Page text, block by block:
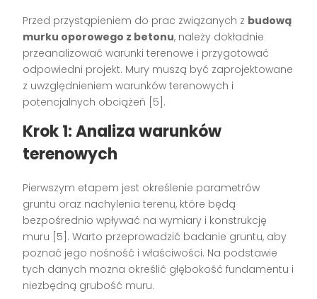
Przed przystąpieniem do prac związanych z budową
murku oporowego z betonu, należy dokładnie
przeanalizować warunki terenowe i przygotować
odpowiedni projekt. Mury muszą być zaprojektowane
z uwzględnieniem warunków terenowych i
potencjalnych obciążeń [5].
Krok 1: Analiza warunków
terenowych
Pierwszym etapem jest określenie parametrów
gruntu oraz nachylenia terenu, które będą
bezpośrednio wpływać na wymiary i konstrukcję
muru [5]. Warto przeprowadzić badanie gruntu, aby
poznać jego nośność i właściwości. Na podstawie
tych danych można określić głębokość fundamentu i
niezbędną grubość muru.